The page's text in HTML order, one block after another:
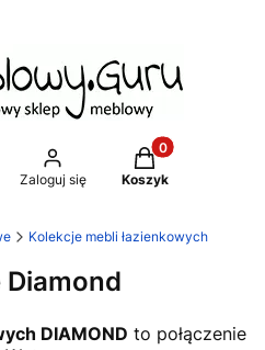
wyszukiwarkę
Zaloguj się
Produkty w
Koszyk
Kolekcje mebli łazienkowych
Diamond
DIAMOND to połączenie